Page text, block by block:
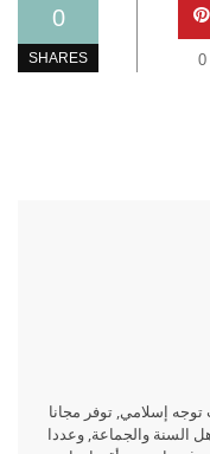
0
SHARES 0
توجه إسلامي, توفر مجانا
السنة والجماعة, وعددا